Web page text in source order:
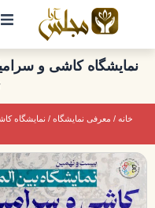
محتوا
نمایشگاه ها
درباره ما
تماس با ما
نمایشگاه کاشی و
خانه / معرفی نمایشگاه / نمایشگاه